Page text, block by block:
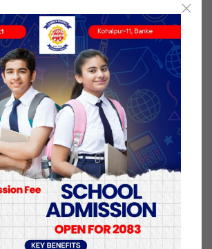
४४३८ नम्बरको बस सिंजा गाउँपालिका–
दुर्घटना भएको हो ।
२०० मिटर तल खसेको जुम्लाका प्रमुख
विजयाकुमारी प्रसाईँले जानकारी दिए ।
अनुसार घटनास्थलमा नवीन रावल र
भएको उनले बताए ।
सवार थिए । घाइतेलाई उपचारका लागि
प्रतिष्ठान लैजान एम्बुलेन्स पठाइएको
जनाएको छ ।